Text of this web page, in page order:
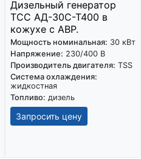
Дизельный генератор
ТСС АД-30С-Т400 в
кожухе с АВР.
Мощность номинальная: 30 кВт
Напряжение: 230/400 В
Производитель двигателя: TSS
Система охлаждения:
жидкостная
Топливо: дизель
Запросить цену